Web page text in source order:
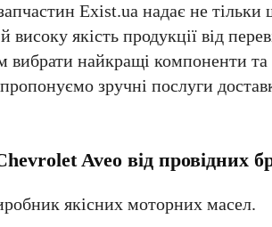
Exist.ua надає не
високу якість продукції від
вибрати найкращі компоненти та
зручні послуги
Aveo від провідних
якісних моторних масел.